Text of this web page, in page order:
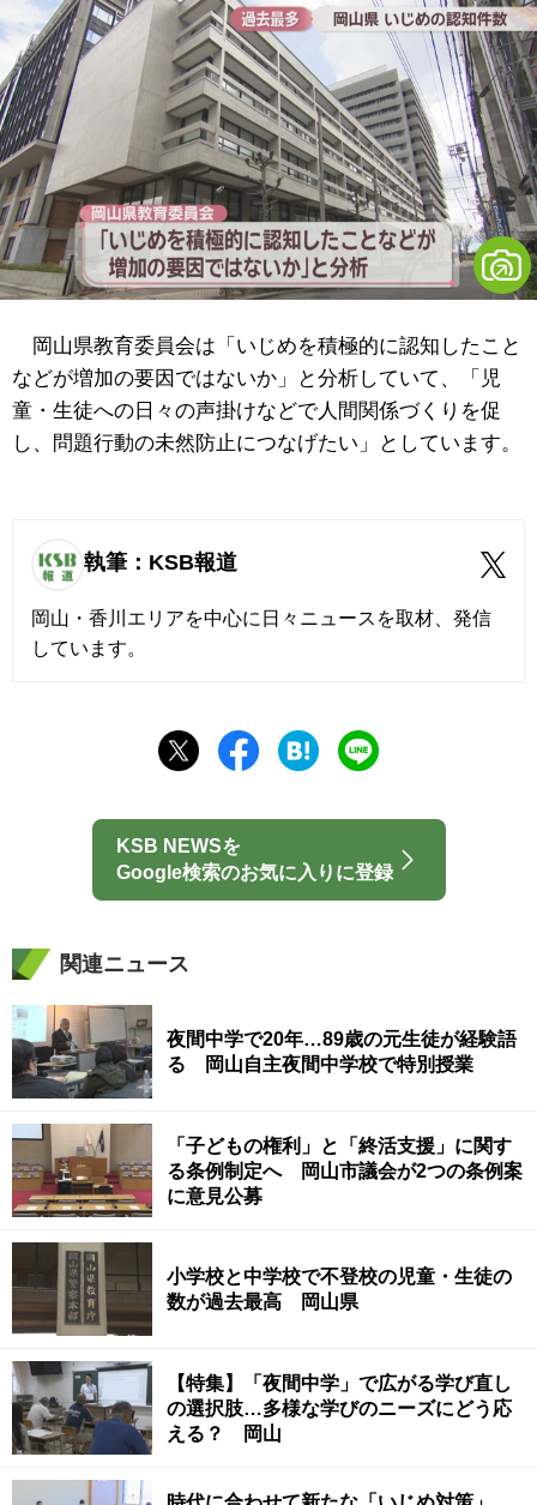
岡山県教育委員会は「いじめを積極的に認知したこと
などが増加の要因ではないか」と分析していて、「児
童・生徒への日々の声掛けなどで人間関係づくりを促
し、問題行動の未然防止につなげたい」としています。
執筆：KSB報道
岡山・香川エリアを中心に日々ニュースを取材、発信
しています。
KSB NEWSを
Google検索のお気に入りに登録
関連ニュース
夜間中学で20年…89歳の元生徒が経験語
る 岡山自主夜間中学校で特別授業
「子どもの権利」と「終活支援」に関す
る条例制定へ 岡山市議会が2つの条例案
に意見公募
小学校と中学校で不登校の児童・生徒の
数が過去最高 岡山県
【特集】「夜間中学」で広がる学び直し
の選択肢…多様な学びのニーズにどう応
える？ 岡山